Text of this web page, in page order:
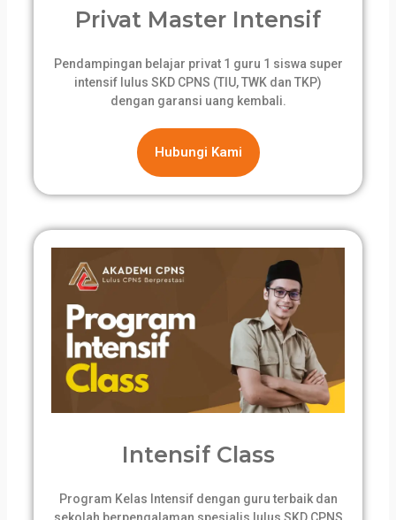
Privat Master Intensif
Pendampingan belajar privat 1 guru 1 siswa super
intensif lulus SKD CPNS (TIU, TWK dan TKP)
dengan garansi uang kembali.
Hubungi Kami
Intensif Class
Program Kelas Intensif dengan guru terbaik dan